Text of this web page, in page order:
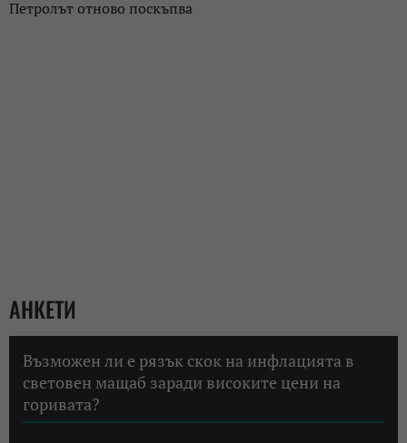
Петролът отново поскъпва
АНКЕТИ
Възможен ли е рязък скок на инфлацията в
световен мащаб заради високите цени на
горивата?